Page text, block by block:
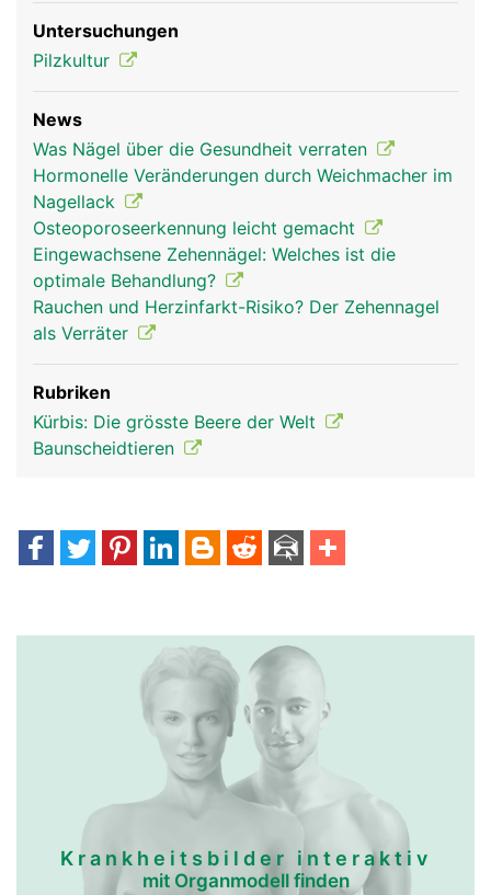
Nagel Frau Nagel Mann
Untersuchungen
Pilzkultur
News
Was Nägel über die Gesundheit verraten
Hormonelle Veränderungen durch Weichmacher im
Nagellack
Osteoporoseerkennung leicht gemacht
Eingewachsene Zehennägel: Welches ist die
optimale Behandlung?
Rauchen und Herzinfarkt-Risiko? Der Zehennagel
als Verräter
Rubriken
Kürbis: Die grösste Beere der Welt
Baunscheidtieren
Krankheitsbilder interaktiv
mit Organmodell finden